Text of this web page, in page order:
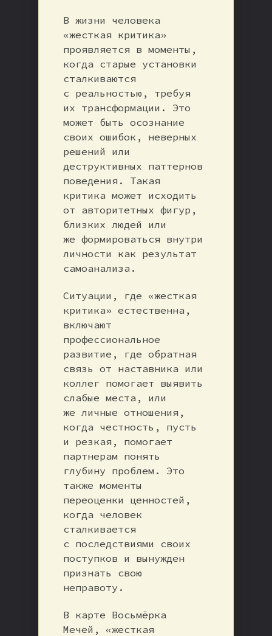
В жизни человека
«жесткая критика»
проявляется в моменты,
когда старые установки
сталкиваются
с реальностью, требуя
их трансформации. Это
может быть осознание
своих ошибок, неверных
решений или
деструктивных паттернов
поведения. Такая
критика может исходить
от авторитетных фигур,
близких людей или
же формироваться внутри
личности как результат
самоанализа.
Ситуации, где «жесткая
критика» естественна,
включают
профессиональное
развитие, где обратная
связь от наставника или
коллег помогает выявить
слабые места, или
же личные отношения,
когда честность, пусть
и резкая, помогает
партнерам понять
глубину проблем. Это
также моменты
переоценки ценностей,
когда человек
сталкивается
с последствиями своих
поступков и вынужден
признать свою
неправоту.
В карте Восьмёрка
Мечей, «жесткая